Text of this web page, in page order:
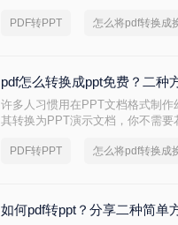
PDF转PPT
pdf怎么转换成ppt免费？二种
许多人习惯用在PPT文档格式制
其转换为PPT演示文档，你不需
给大家讲讲。
PDF转PPT
如何pdf转ppt？分享二种简单